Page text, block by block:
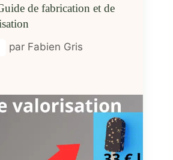
de fabrication et de
par Fabien Gris